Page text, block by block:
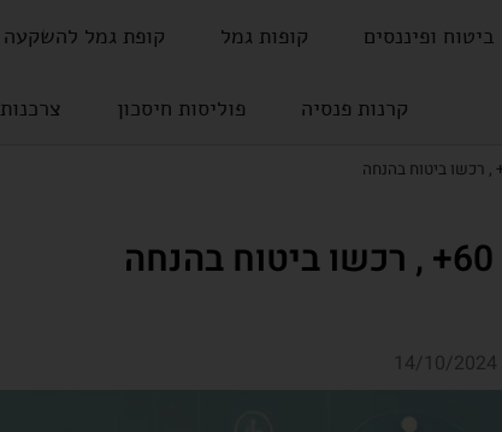
ביטוח ופיננסים קופות גמל קופת גמל להשקעה
קרנות פנסיה פוליסות חיסכון צרכנות